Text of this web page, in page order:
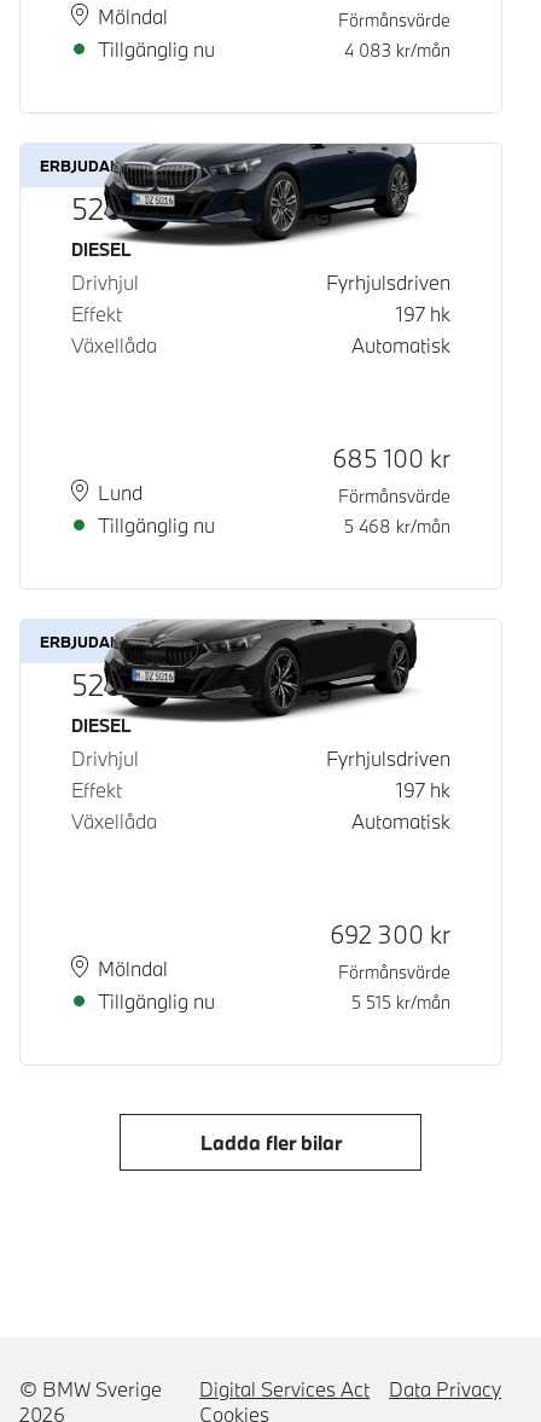
PlatsMölndal
Leveranstid
Tillgänglig nu
Förmånsvärde
4 083 kr/mån
ERBJUDANDE
520d xDrive Touring
Bränsle
DIESEL
Drivhjul
Fyrhjulsdriven
Effekt
197 hk
Växellåda
Automatisk
PlatsLund
Leveranstid
Tillgänglig nu
Kontantpris
685 100 kr
Förmånsvärde
5 468 kr/mån
ERBJUDANDE
520d xDrive Touring
Bränsle
DIESEL
Drivhjul
Fyrhjulsdriven
Effekt
197 hk
Växellåda
Automatisk
PlatsMölndal
Leveranstid
Tillgänglig nu
Kontantpris
692 300 kr
Förmånsvärde
5 515 kr/mån
Ladda fler bilar
© BMW Sverige
2026
Digital Services Act
Data Privacy
Cookies